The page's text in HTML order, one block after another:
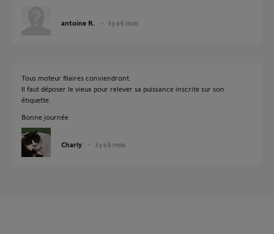
antoine R. il y a 6 mois
Tous moteur filaires conviendront.
Il faut déposer le vieux pour relever sa puissance inscrite sur son
étiquette.
Bonne journée
Charly il y a 6 mois